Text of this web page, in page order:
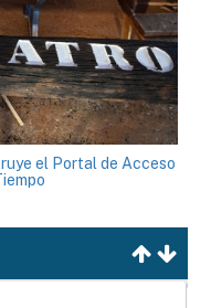
el Portal de Acceso